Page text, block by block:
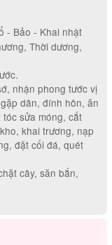
- Bảo - Khai nhật
Thời dương,
nhận phong tước vị
dân, đính hôn, ăn
sửa móng, cắt
khai trương, nạp
đặt cối đá, quét
cây, săn bắn,